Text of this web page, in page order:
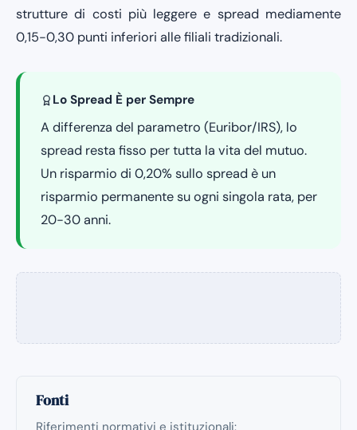
strutture di costi più leggere e spread mediamente
0,15-0,30 punti inferiori alle filiali tradizionali.
Lo Spread È per Sempre
A differenza del parametro (Euribor/IRS), lo
spread resta fisso per tutta la vita del mutuo.
Un risparmio di 0,20% sullo spread è un
risparmio permanente su ogni singola rata, per
20-30 anni.
Fonti